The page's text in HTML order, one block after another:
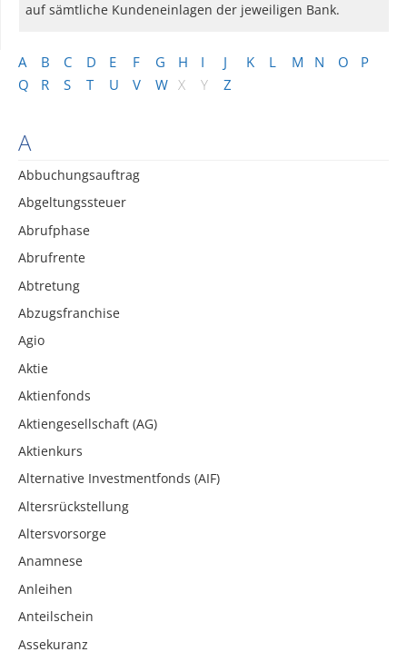
A B C D E F G H I J K L M N O
P
Q
R S T U V W X Y Z
A
Abbuchungsauftrag
Abgeltungssteuer
Abrufphase
Abrufrente
Abtretung
Abzugsfranchise
Agio
Aktie
Aktienfonds
Aktiengesellschaft (AG)
Aktienkurs
Alternative Investmentfonds (AIF)
Altersrückstellung
Altersvorsorge
Anamnese
Anleihen
Anteilschein
Assekuranz
auf sämtliche Kundeneinlagen der jeweiligen Bank.